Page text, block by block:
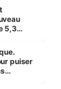
5,3
puiser